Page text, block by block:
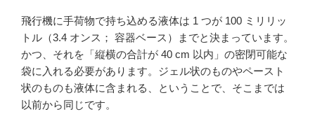
飛行機に手荷物で持ち込める液体は 1 つが 100 ミリリッ
トル（3.4 オンス； 容器ベース）までと決まっています。
かつ、それを「縦横の合計が 40 cm 以内」の密閉可能な
袋に入れる必要があります。ジェル状のものやペースト
状のものも液体に含まれる、ということで、そこまでは
以前から同じです。